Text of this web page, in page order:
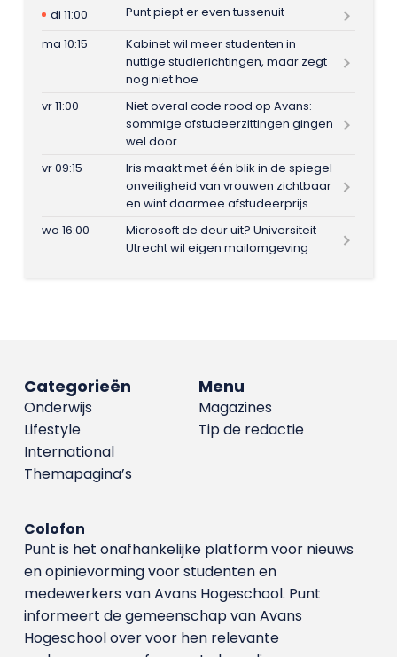
di 11:00
Punt piept er even tussenuit
ma 10:15
Kabinet wil meer studenten in
nuttige studierichtingen, maar zegt
nog niet hoe
vr 11:00
Niet overal code rood op Avans:
sommige afstudeerzittingen gingen
wel door
vr 09:15
Iris maakt met één blik in de spiegel
onveiligheid van vrouwen zichtbaar
en wint daarmee afstudeerprijs
wo 16:00
Microsoft de deur uit? Universiteit
Utrecht wil eigen mailomgeving
Menu
Magazines
Tip de redactie
Categorieën
Onderwijs
Lifestyle
International
Themapagina’s
Colofon
Punt is het onafhankelijke platform voor nieuws
en opinievorming voor studenten en
medewerkers van Avans Hoge­school. Punt
informeert de gemeenschap van Avans
Hogeschool over voor hen relevante